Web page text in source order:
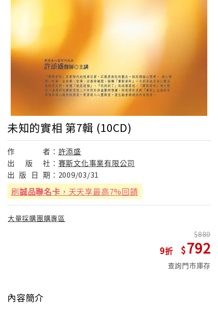
未知的實相 第7輯 (10CD)
作 者： 許添盛
出
版 社： 賽斯文化事業有限公司
出 版 日 期： 2009/03/31
刷誠品聯名卡 ，天天享最高7%回饋
大量採購團購專區
9
880
792
查詢門市庫存
內容簡介